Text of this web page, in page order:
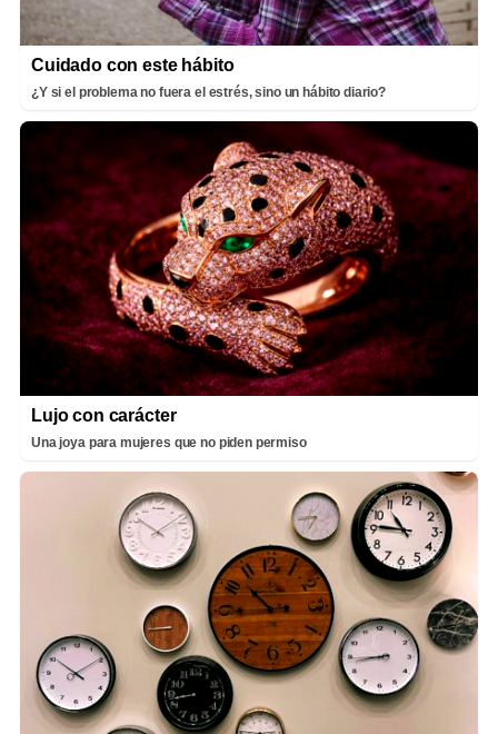
Cuidado con este hábito
¿Y si el problema no fuera el estrés, sino un hábito diario?
Lujo con carácter
Una joya para mujeres que no piden permiso